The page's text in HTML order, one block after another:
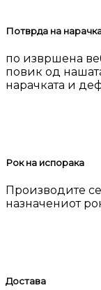
Потврда на
по извршена
повик од
нарачката и
Рок на испорака
Производите
назначениот
Достава